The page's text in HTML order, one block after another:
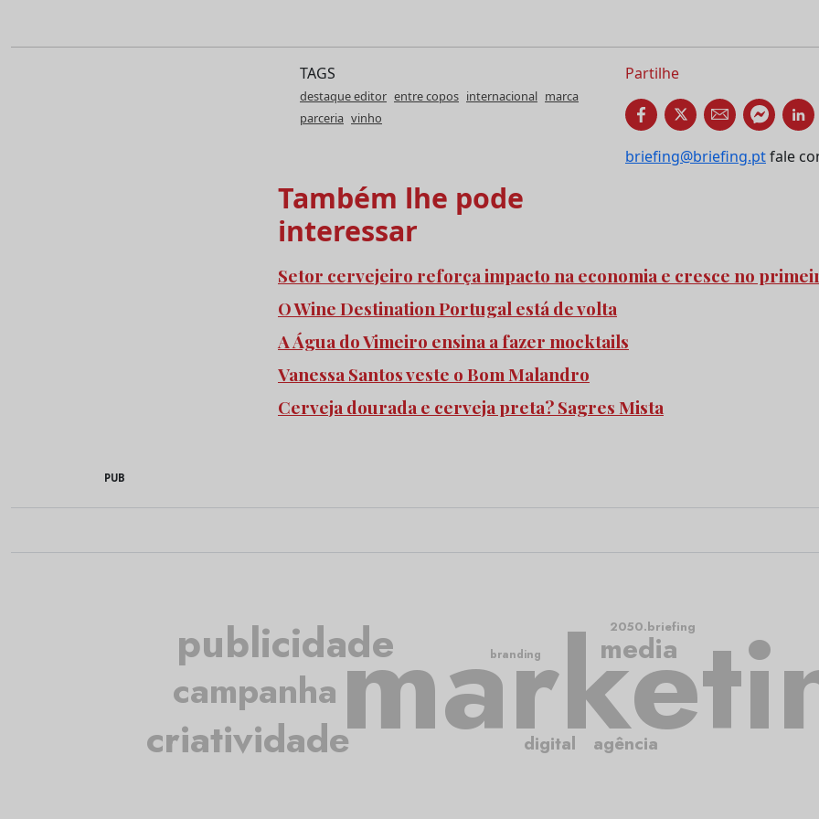
TAGS
destaque editor entre copos internacional marca
parceria vinho
Partilhe
briefing@briefing.ptfale
Também lhe pode
interessar
Setor cervejeiro reforça impacto na economia e cresce no
O Wine Destination Portugal está de volta
A Água do Vimeiro ensina a fazer mocktails
Vanessa Santos veste o Bom Malandro
Cerveja dourada e cerveja preta? Sagres Mista
PUB
publicidade
criatividade
campanha
media
agência
digital
2050.briefing
branding